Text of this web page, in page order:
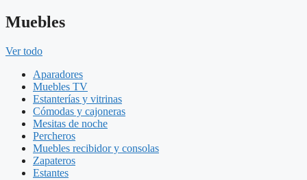
Muebles
Ver todo
Aparadores
Muebles TV
Estanterías y vitrinas
Cómodas y cajoneras
Mesitas de noche
Percheros
Muebles recibidor y consolas
Zapateros
Estantes